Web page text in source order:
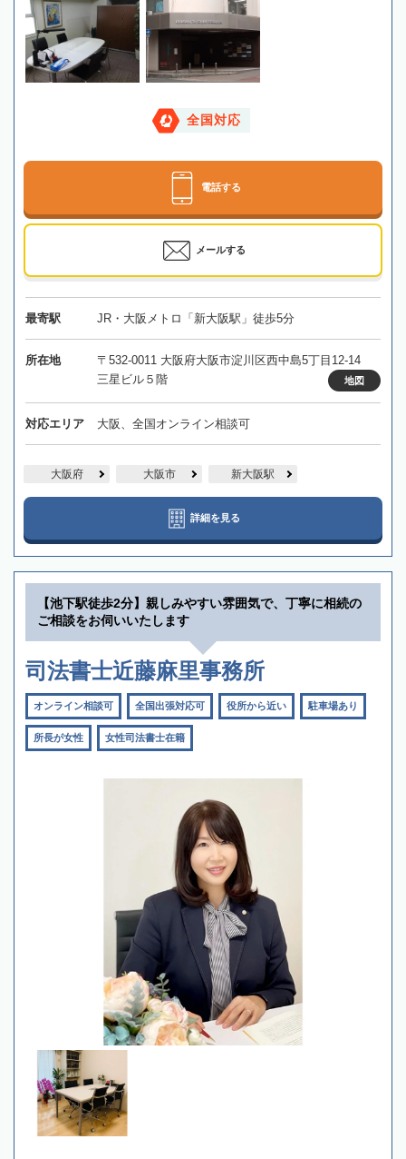
全国対応
電話する
メールする
最寄駅 JR・大阪メトロ「新大阪駅」徒歩5分
所在地
〒532-0011 大阪府大阪市淀川区西中島5丁目12-14
三星ビル５階
地図
対応エリア 大阪、全国オンライン相談可
大阪府 大阪市 新大阪駅
詳細を見る
【池下駅徒歩2分】親しみやすい雰囲気で、丁寧に相続の
ご相談をお伺いいたします
司法書士近藤麻里事務所
オンライン相談可 全国出張対応可 役所から近い 駐車場あり
所長が女性 女性司法書士在籍